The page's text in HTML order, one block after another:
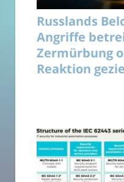
Russlands
Angriffe
Zermürbung
Reaktion